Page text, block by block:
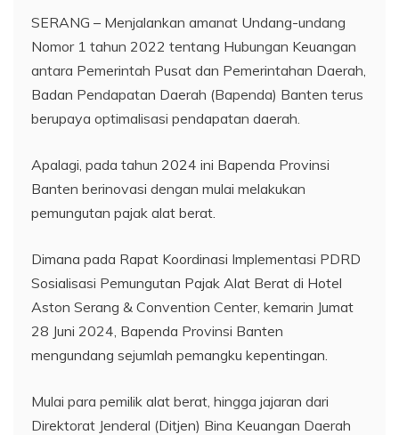
SERANG – Menjalankan amanat Undang-undang
Nomor 1 tahun 2022 tentang Hubungan Keuangan
antara Pemerintah Pusat dan Pemerintahan Daerah,
Badan Pendapatan Daerah (Bapenda) Banten terus
berupaya optimalisasi pendapatan daerah.
Apalagi, pada tahun 2024 ini Bapenda Provinsi
Banten berinovasi dengan mulai melakukan
pemungutan pajak alat berat.
Dimana pada Rapat Koordinasi Implementasi PDRD
Sosialisasi Pemungutan Pajak Alat Berat di Hotel
Aston Serang & Convention Center, kemarin Jumat
28 Juni 2024, Bapenda Provinsi Banten
mengundang sejumlah pemangku kepentingan.
Mulai para pemilik alat berat, hingga jajaran dari
Direktorat Jenderal (Ditjen) Bina Keuangan Daerah